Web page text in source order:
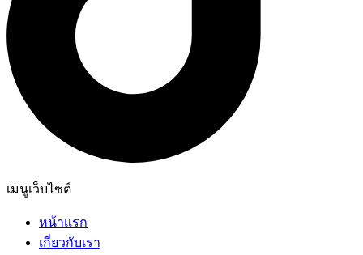
เมนูเว็บไซต์
หน้าเเรก
เกี่ยวกับเรา